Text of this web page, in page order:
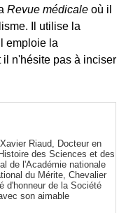
Revue médicale où il
Il utilise la
emploie la
n'hésite pas à inciser
Riaud, Docteur en
des Sciences et des
de l'Académie nationale
du Mérite, Chevalier
d'honneur de la Société
son aimable